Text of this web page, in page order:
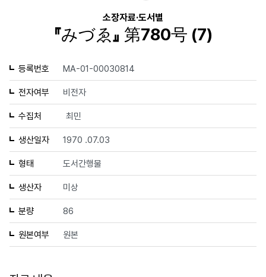
소장자료·도서별
『みづゑ』 第780号 (7)
등록번호 MA-01-00030814
전자여부 비전자
수집처 최민
생산일자 1970 .07.03
형태 도서간행물
생산자 미상
분량 86
원본여부 원본